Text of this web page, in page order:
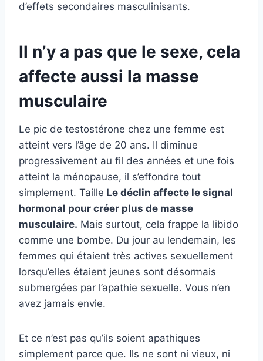
d’effets secondaires masculinisants.
Il n’y a pas que le sexe, cela
affecte aussi la masse
musculaire
Le pic de testostérone chez une femme est
atteint vers l’âge de 20 ans. Il diminue
progressivement au fil des années et une fois
atteint la ménopause, il s’effondre tout
simplement. Taille Le déclin affecte le signal
hormonal pour créer plus de masse
musculaire. Mais surtout, cela frappe la libido
comme une bombe. Du jour au lendemain, les
femmes qui étaient très actives sexuellement
lorsqu’elles étaient jeunes sont désormais
submergées par l’apathie sexuelle. Vous n’en
avez jamais envie.
Et ce n’est pas qu’ils soient apathiques
simplement parce que. Ils ne sont ni vieux, ni